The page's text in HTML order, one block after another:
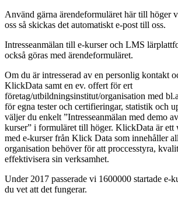
Använd gärna ärendeformuläret här till höger
oss så skickas det automatiskt e-post till oss.
Intresseanmälan till e-kurser och LMS
också göras med ärendeformuläret.
Om du är intresserad av en personlig kontakt
KlickData samt en ev. offert för ert
företag/utbildningsinstitut/organisation med
för egna tester och certifieringar, statistik och
väljer du enkelt ”Intresseanmälan med demo
kurser” i formuläret till höger. KlickData är ett
med e-kurser från Klick Data som innehåller
organisation behöver för att proccesstyra,
effektivisera sin verksamhet.
Under 2017 passerade vi 1600000 startade e-
du vet att det fungerar.